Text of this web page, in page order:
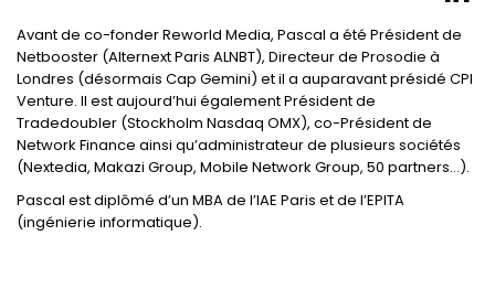
Avant de co-fonder Reworld Media, Pascal a été Président de
Netbooster (Alternext Paris ALNBT), Directeur de Prosodie à
Londres (désormais Cap Gemini) et il a auparavant présidé CPI
Venture. Il est aujourd’hui également Président de
Tradedoubler (Stockholm Nasdaq OMX), co-Président de
Network Finance ainsi qu’administrateur de plusieurs sociétés
(Nextedia, Makazi Group, Mobile Network Group, 50 partners…).
Pascal est diplômé d’un MBA de l’IAE Paris et de l’EPITA
(ingénierie informatique).